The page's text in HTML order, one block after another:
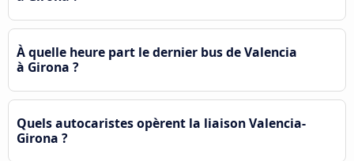
À quelle heure part le dernier bus de Valencia
à Girona ?
Quels autocaristes opèrent la liaison Valencia-
Girona ?